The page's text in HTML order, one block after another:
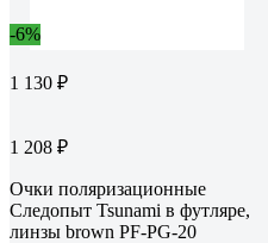
-6%
1 130 ₽
1 208 ₽
Очки поляризационные
Следопыт Tsunami в футляре,
линзы brown PF-PG-20